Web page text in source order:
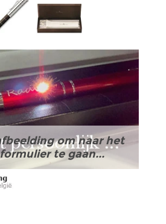
om naar het
te gaan...